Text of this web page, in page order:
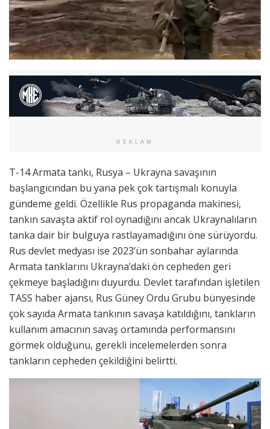
REKLAM
T-14 Armata tankı, Rusya – Ukrayna savaşının
başlangıcından bu yana pek çok tartışmalı konuyla
gündeme geldi. Özellikle Rus propaganda makinesi,
tankın savaşta aktif rol oynadığını ancak Ukraynalıların
tanka dair bir bulguya rastlayamadığını öne sürüyordu.
Rus devlet medyası ise 2023’ün sonbahar aylarında
Armata tanklarını Ukrayna’daki ön cepheden geri
çekmeye başladığını duyurdu. Devlet tarafından işletilen
TASS haber ajansı, Rus Güney Ordu Grubu bünyesinde
çok sayıda Armata tankının savaşa katıldığını, tankların
kullanım amacının savaş ortamında performansını
görmek olduğunu, gerekli incelemelerden sonra
tankların cepheden çekildiğini belirtti.